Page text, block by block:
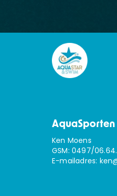
AquaSporten
Ken Moens
GSM: 0497/
E-mailadres: